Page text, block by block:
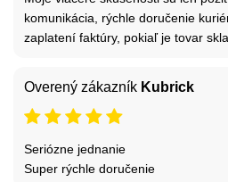
komunikácia, rýchle doručenie
zaplatení faktúry, pokiaľ je tovar
Overený zákazník Kubrick
Seriózne jednanie
Super rýchle doručenie